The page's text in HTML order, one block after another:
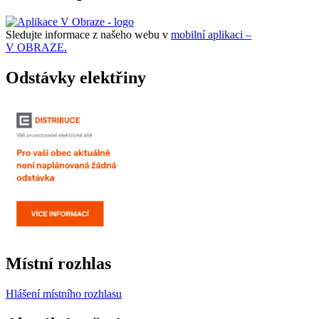
Sledujte informace z našeho webu v mobilní aplikaci –
V OBRAZE.
Odstávky elektřiny
Místní rozhlas
Hlášení místního rozhlasu